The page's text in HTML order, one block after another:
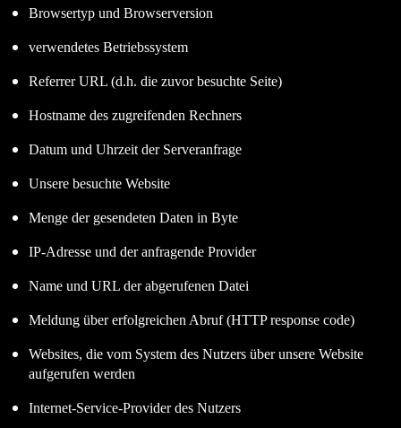
Browsertyp und Browserversion
verwendetes Betriebssystem
Referrer URL (d.h. die zuvor besuchte Seite)
Hostname des zugreifenden Rechners
Datum und Uhrzeit der Serveranfrage
Unsere besuchte Website
Menge der gesendeten Daten in Byte
IP-Adresse und der anfragende Provider
Name und URL der abgerufenen Datei
Meldung über erfolgreichen Abruf (HTTP response code)
Websites, die vom System des Nutzers über unsere Website
aufgerufen werden
Internet-Service-Provider des Nutzers